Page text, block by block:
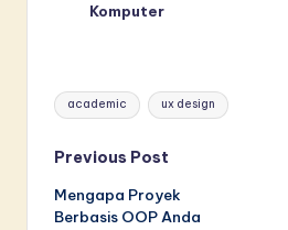
Komputer
Tags:
academic ux design
Post
navigation
Previous Post
Mengapa Proyek
Berbasis OOP Anda